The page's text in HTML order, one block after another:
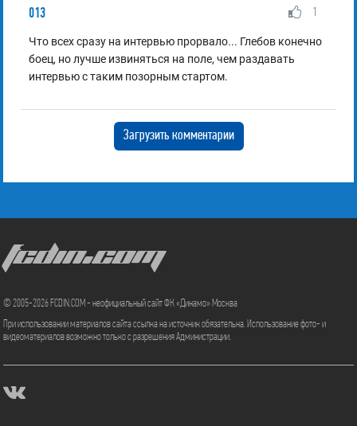
013 1
Что всех сразу на интервью прорвало... Глебов конечно
боец, но лучше извиняться на поле, чем раздавать
интервью с таким позорным стартом.
Загрузить комментарии
FCDIN.COM
© 2005-2026 FCDIN.COM - неофициальный сайт ФК «Динамо» Москва
При использовании материалов сайта ссылка на источник обязательна. Использование фото- и
видеоматериалов возможно только с разрешения Администрации.